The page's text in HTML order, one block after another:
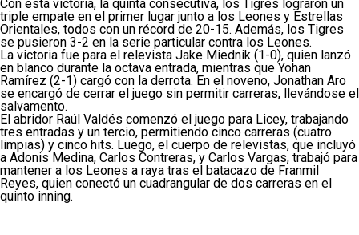
Con esta victoria, la quinta consecutiva, los Tigres lograron un
triple empate en el primer lugar junto a los Leones y Estrellas
Orientales, todos con un récord de 20-15. Además, los Tigres
se pusieron 3-2 en la serie particular contra los Leones.
La victoria fue para el relevista Jake Miednik (1-0), quien lanzó
en blanco durante la octava entrada, mientras que Yohan
Ramírez (2-1) cargó con la derrota. En el noveno, Jonathan Aro
se encargó de cerrar el juego sin permitir carreras, llevándose el
salvamento.
El abridor Raúl Valdés comenzó el juego para Licey, trabajando
tres entradas y un tercio, permitiendo cinco carreras (cuatro
limpias) y cinco hits. Luego, el cuerpo de relevistas, que incluyó
a Adonis Medina, Carlos Contreras, y Carlos Vargas, trabajó para
mantener a los Leones a raya tras el batacazo de Franmil
Reyes, quien conectó un cuadrangular de dos carreras en el
quinto inning.